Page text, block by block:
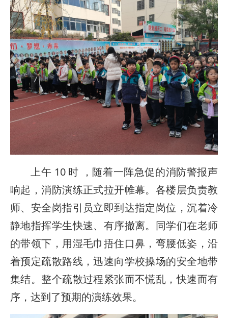
上午 10 时 ，随着一阵急促的消防警报声
响起，消防演练正式拉开帷幕。各楼层负责教
师、安全岗指引员立即到达指定岗位，沉着冷
静地指挥学生快速、有序撤离。同学们在老师
的带领下，用湿毛巾捂住口鼻，弯腰低姿，沿
着预定疏散路线，迅速向学校操场的安全地带
集结。整个疏散过程紧张而不慌乱，快速而有
序，达到了预期的演练效果。